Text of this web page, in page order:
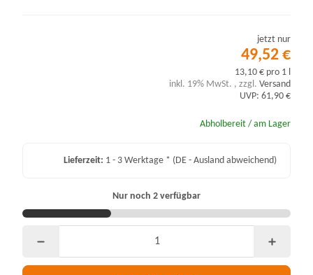
jetzt nur
49,52 €
13,10 € pro 1 l
inkl. 19% MwSt. , zzgl. Versand
UVP: 61,90 €
Abholbereit / am Lager
Lieferzeit: 1 - 3 Werktage * (DE - Ausland abweichend)
Nur noch 2 verfügbar